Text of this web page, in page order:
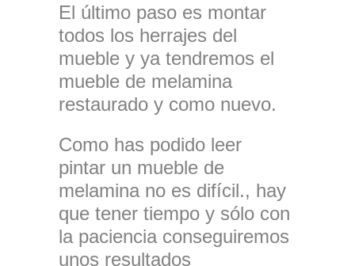
El último paso es montar
todos los herrajes del
mueble y ya tendremos el
mueble de melamina
restaurado y como nuevo.
Como has podido leer
pintar un mueble de
melamina no es difícil., hay
que tener tiempo y sólo con
la paciencia conseguiremos
unos resultados